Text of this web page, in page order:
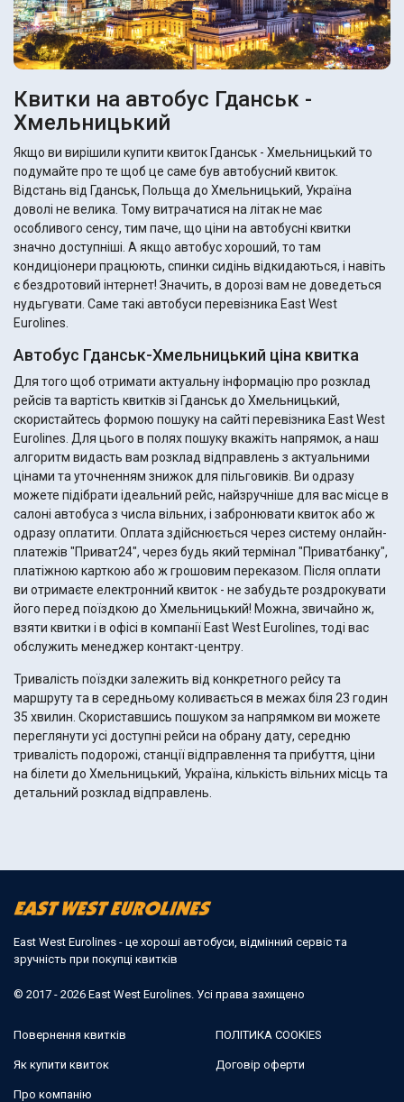
Квитки на автобус Гданськ -
Хмельницький
Якщо ви вирішили купити квиток Гданськ - Хмельницький то
подумайте про те щоб це саме був автобусний квиток.
Відстань від Гданськ, Польща до Хмельницький, Україна
доволі не велика. Тому витрачатися на літак не має
особливого сенсу, тим паче, що ціни на автобусні квитки
значно доступніші. А якщо автобус хороший, то там
кондиціонери працюють, спинки сидінь відкидаються, і навіть
є бездротовий інтернет! Значить, в дорозі вам не доведеться
нудьгувати. Саме такі автобуси перевізника East West
Eurolines.
Автобус Гданськ-Хмельницький ціна квитка
Для того щоб отримати актуальну інформацію про розклад
рейсів та вартість квитків зі Гданськ до Хмельницький,
скористайтесь формою пошуку на сайті перевізника East West
Eurolines. Для цього в полях пошуку вкажіть напрямок, а наш
алгоритм видасть вам розклад відправлень з актуальними
цінами та уточненням знижок для пільговиків. Ви одразу
можете підібрати ідеальний рейс, найзручніше для вас місце в
салоні автобуса з числа вільних, і забронювати квиток або ж
одразу оплатити. Оплата здійснюється через систему онлайн-
платежів "Приват24", через будь який термінал "Приватбанку",
платіжною карткою або ж грошовим переказом. Після оплати
ви отримаєте електронний квиток - не забудьте роздрокувати
його перед поїздкою до Хмельницький! Можна, звичайно ж,
взяти квитки і в офісі в компанії East West Eurolines, тоді вас
обслужить менеджер контакт-центру.
Тривалість поїздки залежить від конкретного рейсу та
маршруту та в середньому коливається в межах біля 23 годин
35 хвилин. Скориставшись пошуком за напрямком ви можете
переглянути усі доступні рейси на обрану дату, середню
тривалість подорожі, станції відправлення та прибуття, ціни
на білети до Хмельницький, Україна, кількість вільних місць та
детальний розклад відправлень.
East West Eurolines - це хороші автобуси, відмінний сервіс та
зручність при покупці квитків
© 2017 - 2026 East West Eurolines. Усі права захищено
Повернення квитків
Як купити квиток
Про компанію
ПОЛІТИКА COOKIES
Договір оферти